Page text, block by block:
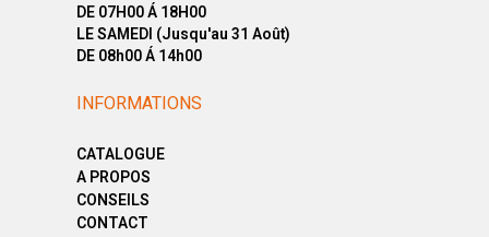
DE 07H00 Á 18H00
LE SAMEDI (Jusqu'au 31 Août)
DE 08h00 Á 14h00
INFORMATIONS
CATALOGUE
A PROPOS
CONSEILS
CONTACT